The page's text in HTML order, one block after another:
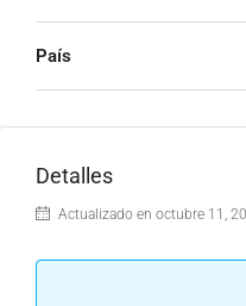
País
Detalles
Actualizado en octubre 11,